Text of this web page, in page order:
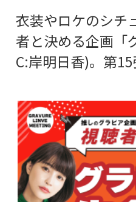
衣装やロケのシチ
者と決める企画「
C:岸明日香)。第